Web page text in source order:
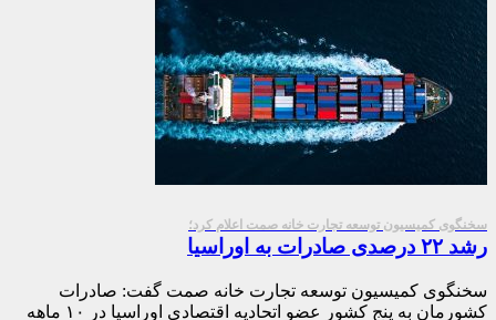
سخنگوی کمیسیون توسعه تجارت خانه صمت اعلام کرد؛
رشد ۲۲ درصدی صادرات به اوراسیا
سخنگوی کمیسیون توسعه تجارت خانه صمت گفت: صادرات
کشورمان به پنج کشور عضو اتحادیه اقتصادی اوراسیا در ۱۰ ماهه